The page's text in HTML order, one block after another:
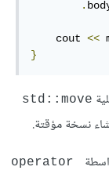
.
    cout
<<
}
‎std::move‎
نسخة مؤقتة.
‎operator